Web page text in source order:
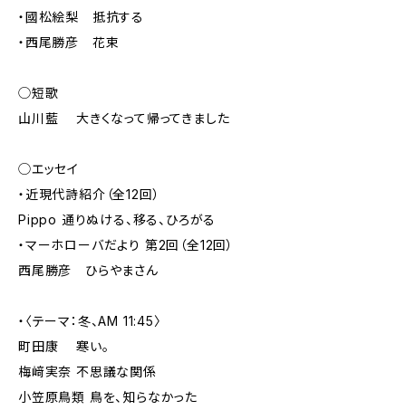
・國松絵梨 抵抗する
・西尾勝彦 花束
◯短歌
山川藍 大きくなって帰ってきました
◯エッセイ
・近現代詩紹介（全12回）
Pippo 通りぬける、移る、ひろがる
・マーホローバだより 第2回（全12回）
西尾勝彦 ひらやまさん
・〈テーマ：冬、AM 11:45〉
町田康 寒い。
梅﨑実奈 不思議な関係
小笠原鳥類 鳥を、知らなかった